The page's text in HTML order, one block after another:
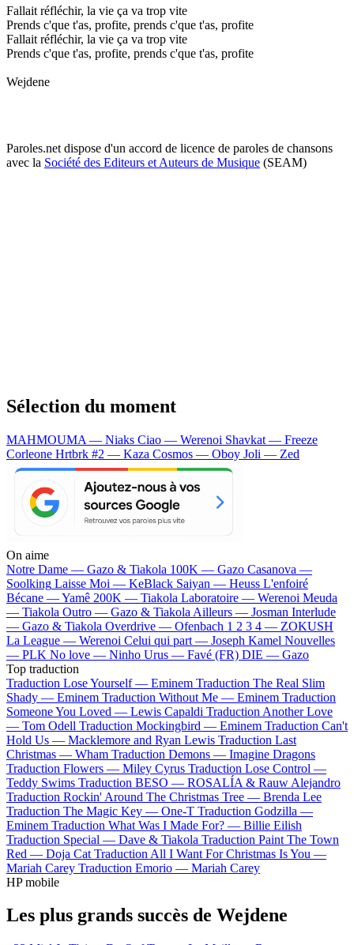
Fallait réfléchir, la vie ça va trop vite
Prends c'que t'as, profite, prends c'que t'as, profite
Fallait réfléchir, la vie ça va trop vite
Prends c'que t'as, profite, prends c'que t'as, profite
Wejdene
Paroles.net dispose d'un accord de licence de paroles de chansons
avec la Société des Editeurs et Auteurs de Musique (SEAM)
Sélection du moment
MAHMOUMA — Niaks Ciao — Werenoi Shavkat — Freeze
Corleone Hrtbrk #2 — Kaza Cosmos — Oboy Joli — Zed
On aime
Notre Dame — Gazo & Tiakola 100K — Gazo Casanova —
Soolking Laisse Moi — KeBlack Saiyan — Heuss L'enfoiré
Bécane —Yamê 200K — Tiakola Laboratoire — Werenoi Meuda
— Tiakola Outro — Gazo & Tiakola Ailleurs — Josman Interlude
— Gazo & Tiakola Overdrive — Ofenbach 1 2 3 4 — ZOKUSH
La League — Werenoi Celui qui part — Joseph Kamel Nouvelles
— PLK No love — Ninho Urus — Favé (FR) DIE — Gazo
Top traduction
Traduction Lose Yourself — Eminem Traduction The Real Slim
Shady — Eminem Traduction Without Me — Eminem Traduction
Someone You Loved — Lewis Capaldi Traduction Another Love
— Tom Odell Traduction Mockingbird — Eminem Traduction Can't
Hold Us — Macklemore and Ryan Lewis Traduction Last
Christmas — Wham Traduction Demons — Imagine Dragons
Traduction Flowers — Miley Cyrus Traduction Lose Control —
Teddy Swims Traduction BESO — ROSALÍA & Rauw Alejandro
Traduction Rockin' Around The Christmas Tree — Brenda Lee
Traduction The Magic Key — One-T Traduction Godzilla —
Eminem Traduction What Was I Made For? — Billie Eilish
Traduction Special — Dave & Tiakola Traduction Paint The Town
Red — Doja Cat Traduction All I Want For Christmas Is You —
Mariah Carey Traduction Emorio — Mariah Carey
HP mobile
Les plus grands succès de Wejdene